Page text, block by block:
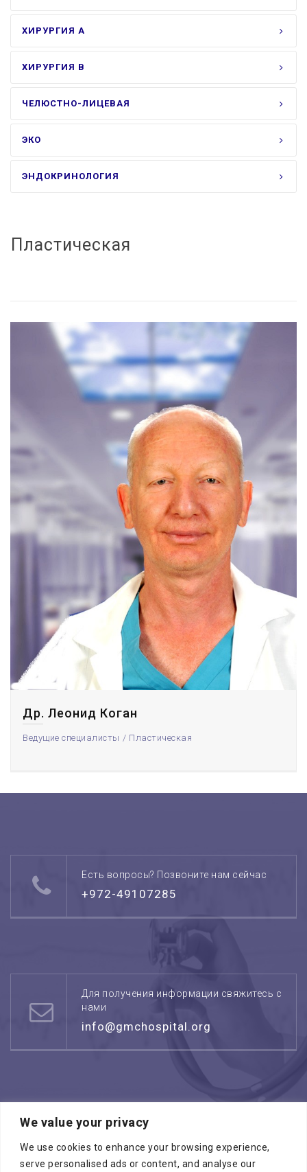
We value your privacy
We use cookies to enhance your browsing experience,
serve personalised ads or content, and analyse our
ХИРУРГИЯ А
ХИРУРГИЯ В
ЧЕЛЮСТНО-ЛИЦЕВАЯ
ЭКО
ЭНДОКРИНОЛОГИЯ
Пластическая
Др. Леонид Коган
Ведущие специалисты Пластическая
Есть вопросы? Позвоните нам сейчас
+972-49107285
Для получения информации свяжитесь с
нами
info@gmchospital.org
Режим работы: воскресенье -четверг
08:00 - 17:00